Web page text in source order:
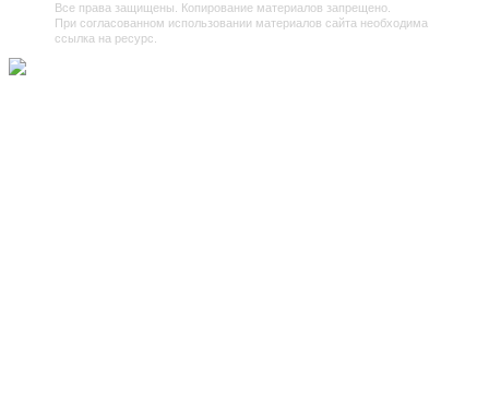
Все права защищены. Копирование материалов запрещено.
При согласованном использовании материалов сайта необходима
ссылка на ресурс.